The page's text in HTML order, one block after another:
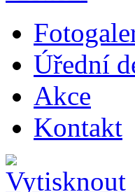
Úřední
Akce
Kontakt